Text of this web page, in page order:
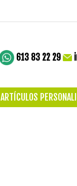
613 83 22 29
ARTÍCULOS